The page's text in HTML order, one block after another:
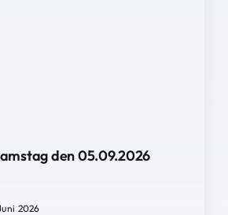
den 05.09.2026
2026